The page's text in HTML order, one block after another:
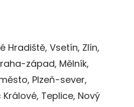
Hradiště, Vsetín, Zlín,
západ, Mělník,
Plzeň-sever,
Teplice, Nový